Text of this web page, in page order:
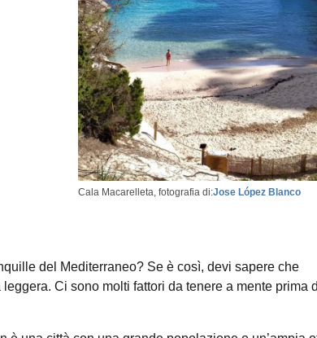
Cala Macarelleta, fotografia di:Jose López Blanco
del Mediterraneo? Se è così, devi sapere che
Ci sono molti fattori da tenere a mente prima